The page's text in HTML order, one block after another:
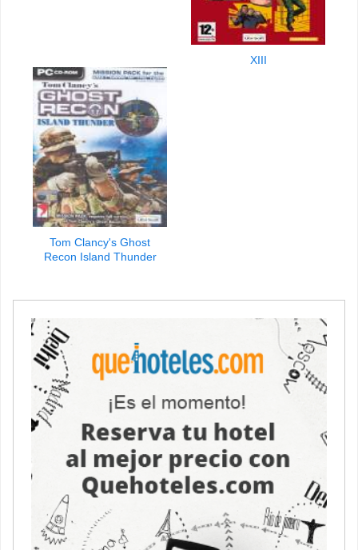
XIII
Tom Clancy's Ghost
Recon Island Thunder